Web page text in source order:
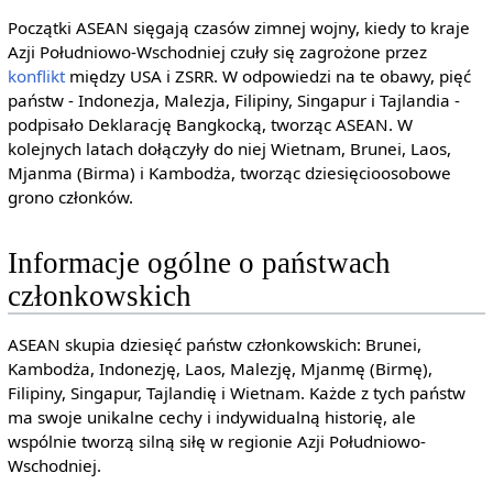
Początki ASEAN sięgają czasów zimnej wojny, kiedy to kraje
Azji Południowo-Wschodniej czuły się zagrożone przez
konfliktmiędzy USA i ZSRR. W odpowiedzi na te obawy, pięć
państw - Indonezja, Malezja, Filipiny, Singapur i Tajlandia -
podpisało Deklarację Bangkocką, tworząc ASEAN. W
kolejnych latach dołączyły do niej Wietnam, Brunei, Laos,
Mjanma (Birma) i Kambodża, tworząc dziesięcioosobowe
grono członków.
Informacje ogólne o państwach
członkowskich
ASEAN skupia dziesięć państw członkowskich: Brunei,
Kambodża, Indonezję, Laos, Malezję, Mjanmę (Birmę),
Filipiny, Singapur, Tajlandię i Wietnam. Każde z tych państw
ma swoje unikalne cechy i indywidualną historię, ale
wspólnie tworzą silną siłę w regionie Azji Południowo-
Wschodniej.